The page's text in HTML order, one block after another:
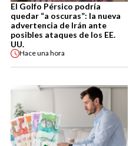
El Golfo Pérsico podría
quedar “a oscuras”: la nueva
advertencia de Irán ante
posibles ataques de los EE.
UU.
Haceuna hora